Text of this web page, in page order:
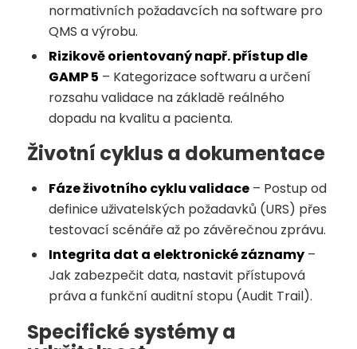
normativních požadavcích na software pro
QMS a výrobu.
Rizikově orientovaný např. přístup dle
GAMP 5 – Kategorizace softwaru a určení
rozsahu validace na základě reálného
dopadu na kvalitu a pacienta.
Životní cyklus a dokumentace
Fáze životního cyklu validace– Postup od
definice uživatelských požadavků (URS) přes
testovací scénáře až po závěrečnou zprávu.
Integrita dat a elektronické záznamy–
Jak zabezpečit data, nastavit přístupová
práva a funkční auditní stopu (Audit Trail).
Specifické systémy a